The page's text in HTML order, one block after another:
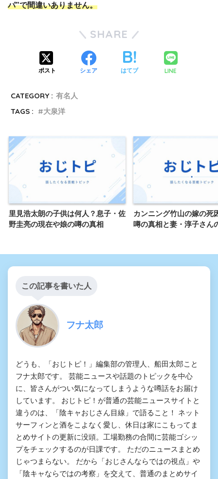
パ”で間違いありません。
SHARE
ポスト シェア はてブ LINE
CATEGORY : 有名人
TAGS :
大泉洋
里見浩太朗の子供は何人？息子・佐
野圭亮の現在や娘の噂の真相
カンニング竹山の嫁の死
噂の真相と妻・淳子さん
この記事を書いた人
フナ太郎
どうも、「おじトピ！」編集部の管理人、船田太郎こと
フナ太郎です。 芸能ニュースや話題のトピックを中心
に、皆さんがつい気になってしまうような噂話をお届け
しています。 おじトピ！が普通の芸能ニュースサイトと
違うのは、「陰キャおじさん目線」で語ること！ ネット
サーフィンと酒をこよなく愛し、休日は家にこもってま
とめサイトの更新に没頭。工場勤務の合間に芸能ゴシッ
プをチェックするのが日課です。 ただのニュースまとめ
じゃつまらない。 だから「おじさんならではの視点」や
「陰キャならではの考察」を交えて、普通のまとめサイ